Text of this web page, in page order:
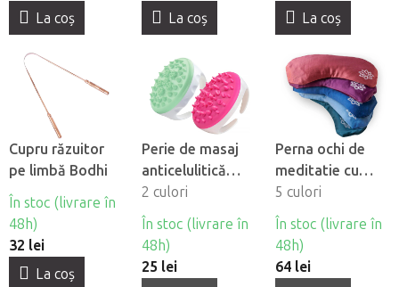
La coş
La coş
La coş
Cupru răzuitor
pe limbă Bodhi
În stoc (livrare în
48h)
32 lei
La coş
Perie de masaj
anticelulitică
Fabulo
2 culori
În stoc (livrare în
48h)
25 lei
Perna ochi de
meditatie cu
lavanda Bodhi
Lotus mako-
satin
5 culori
În stoc (livrare în
48h)
64 lei